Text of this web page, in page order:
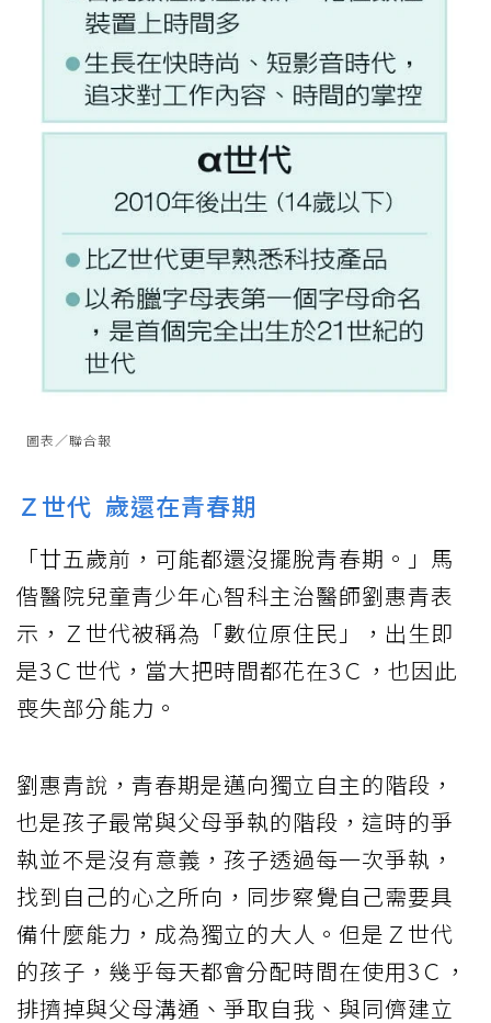
圖表／聯合報
Ｚ世代 歲還在青春期
「廿五歲前，可能都還沒擺脫青春期。」馬
偕醫院兒童青少年心智科主治醫師劉惠青表
示，Ｚ世代被稱為「數位原住民」，出生即
是3Ｃ世代，當大把時間都花在3Ｃ，也因此
喪失部分能力。
劉惠青說，青春期是邁向獨立自主的階段，
也是孩子最常與父母爭執的階段，這時的爭
執並不是沒有意義，孩子透過每一次爭執，
找到自己的心之所向，同步察覺自己需要具
備什麼能力，成為獨立的大人。但是Ｚ世代
的孩子，幾乎每天都會分配時間在使用3Ｃ，
排擠掉與父母溝通、爭取自我、與同儕建立